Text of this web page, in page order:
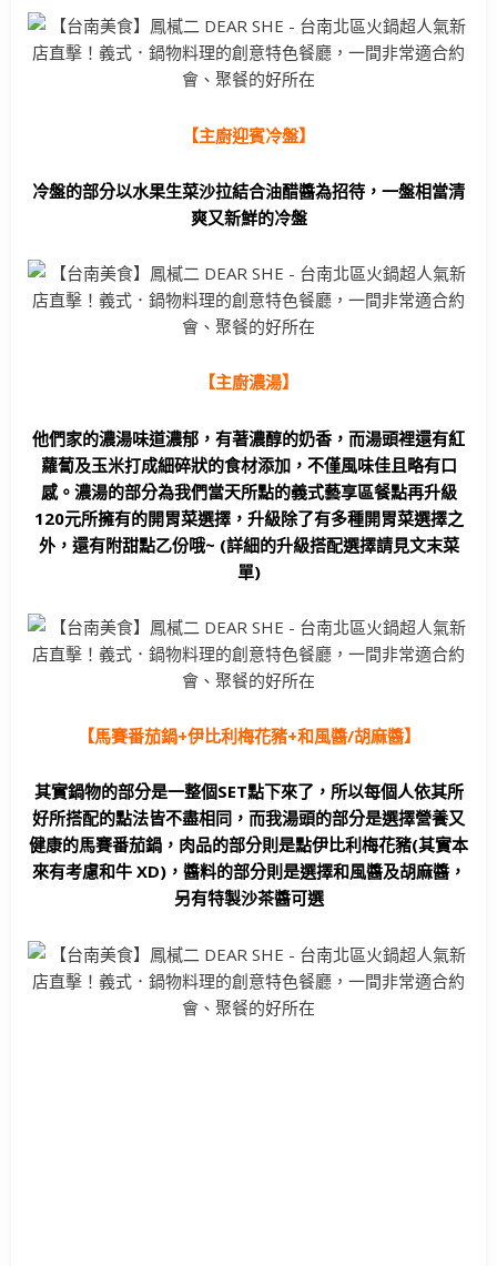
【主廚迎賓冷盤】
冷盤的部分以水果生菜沙拉結合油醋醬為招待，一盤相當清
爽又新鮮的冷盤
【主廚濃湯】
他們家的濃湯味道濃郁，有著濃醇的奶香，而湯頭裡還有紅
蘿蔔及玉米打成細碎狀的食材添加，不僅風味佳且略有口
感。濃湯的部分為我們當天所點的義式藝享區餐點再升級
120元所擁有的開胃菜選擇，升級除了有多種開胃菜選擇之
外，還有附甜點乙份哦~ (詳細的升級搭配選擇請見文末菜
單)
【馬賽番茄鍋+伊比利梅花豬+和風醬/胡麻醬】
其實鍋物的部分是一整個SET點下來了，所以每個人依其所
好所搭配的點法皆不盡相同，而我湯頭的部分是選擇營養又
健康的馬賽番茄鍋，肉品的部分則是點伊比利梅花豬(其實本
來有考慮和牛 XD)，醬料的部分則是選擇和風醬及胡麻醬，
另有特製沙茶醬可選